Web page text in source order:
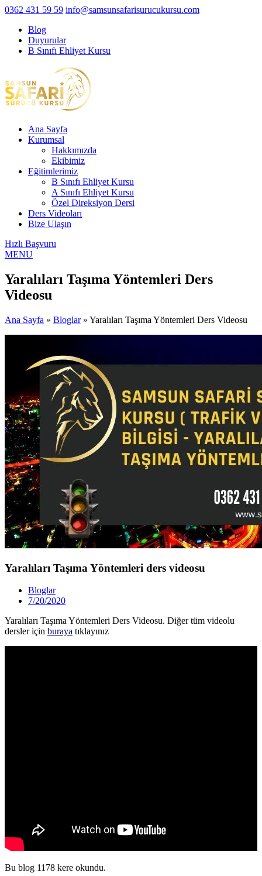
0362 431 59 59 info@samsunsafarisurucukursu.com
Blog
Duyurular
B Sınıfı Ehliyet Kursu
Ana Sayfa
Kurumsal
Hakkımızda
Ekibimiz
Eğitimlerimiz
B Sınıfı Ehliyet Kursu
A Sınıfı Ehliyet Kursu
Özel Direksiyon Dersi
Ders Videoları
Bize Ulaşın
Hızlı Başvuru
MENU
Yaralıları Taşıma Yöntemleri Ders
Videosu
Ana Sayfa » Bloglar » Yaralıları Taşıma Yöntemleri Ders Videosu
Yaralıları Taşıma Yöntemleri ders videosu
Bloglar
7/20/2020
Yaralıları Taşıma Yöntemleri Ders Videosu. Diğer tüm videolu
dersler için buraya tıklayınız
Bu blog 1178 kere okundu.